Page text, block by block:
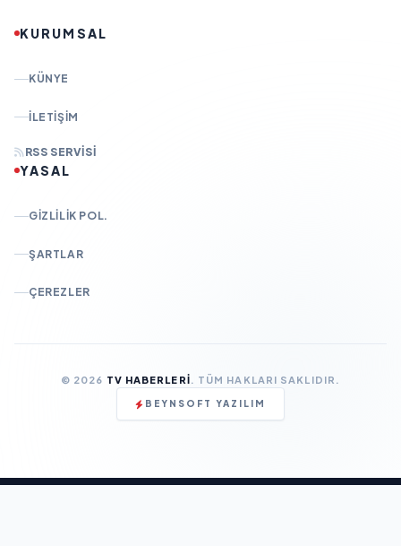
KURUMSAL
KÜNYE
İLETIŞIM
RSS SERVISI
YASAL
GIZLILIK POL.
ŞARTLAR
ÇEREZLER
© 2026 TV HABERLERI. TÜM HAKLARI SAKLIDIR.
BEYNSOFT YAZILIM